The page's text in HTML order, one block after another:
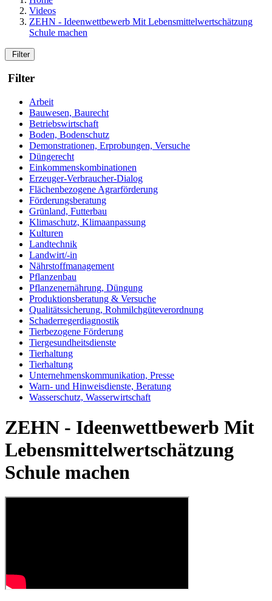
Videos
ZEHN - Ideenwettbewerb Mit Lebensmittelwertschätzung
Schule machen
Filter
Filter
Arbeit
Bauwesen, Baurecht
Betriebswirtschaft
Boden, Bodenschutz
Demonstrationen, Erprobungen, Versuche
Düngerecht
Einkommenskombinationen
Erzeuger-Verbraucher-Dialog
Flächenbezogene Agrarförderung
Förderungsberatung
Grünland, Futterbau
Klimaschutz, Klimaanpassung
Kulturen
Landtechnik
Landwirt/-in
Nährstoffmanagement
Pflanzenbau
Pflanzenernährung, Düngung
Produktionsberatung & Versuche
Qualitätssicherung, Rohmilchgüteverordnung
Schaderregerdiagnostik
Tierbezogene Förderung
Tiergesundheitsdienste
Tierhaltung
Tierhaltung
Unternehmenskommunikation, Presse
Warn- und Hinweisdienste, Beratung
Wasserschutz, Wasserwirtschaft
ZEHN - Ideenwettbewerb Mit
Lebensmittelwertschätzung
Schule machen